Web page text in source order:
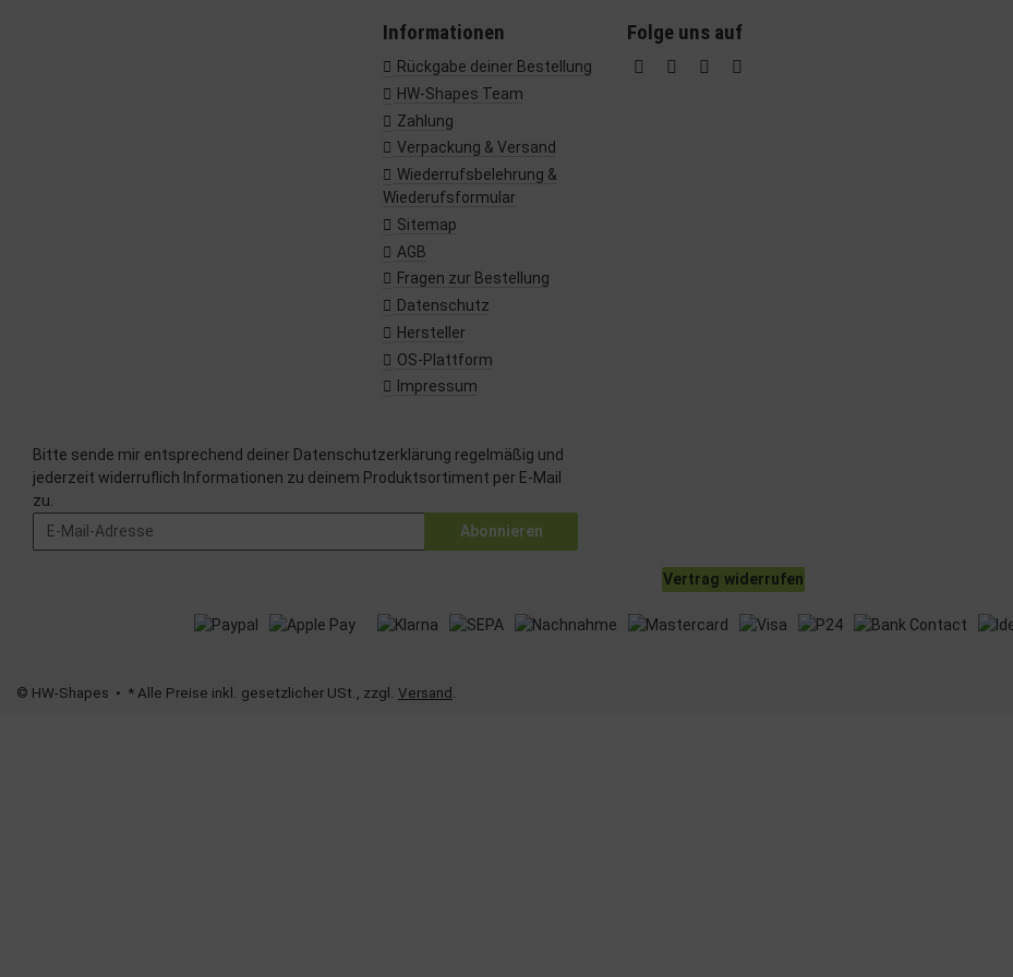
Informationen
Rückgabe deiner Bestellung
HW-Shapes Team
Zahlung
Verpackung & Versand
Wiederrufsbelehrung &
Wiederufsformular
Sitemap
AGB
Fragen zur Bestellung
Datenschutz
Hersteller
OS-Plattform
Impressum
Folge uns auf
Bitte sende mir entsprechend deiner Datenschutzerklärung regelmäßig und
jederzeit widerruflich Informationen zu deinem Produktsortiment per E-Mail
zu.
Abonnieren
Vertrag widerrufen
© HW-Shapes • * Alle Preise inkl. gesetzlicher USt., zzgl. Versand .